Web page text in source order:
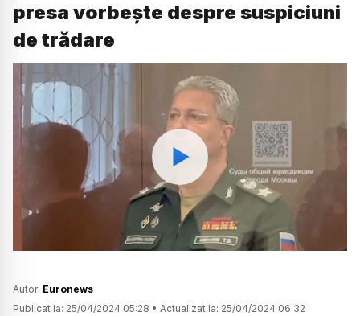
presa vorbește despre suspiciuni
de trădare
Watch
Autor: Euronews
Publicat la: 25/04/2024 05:28 • Actualizat la: 25/04/2024 06:32